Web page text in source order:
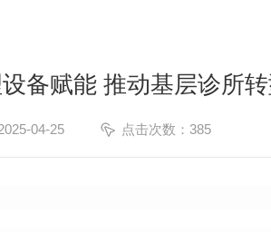
备赋能 推动基层诊所
04-25 点击次数：385